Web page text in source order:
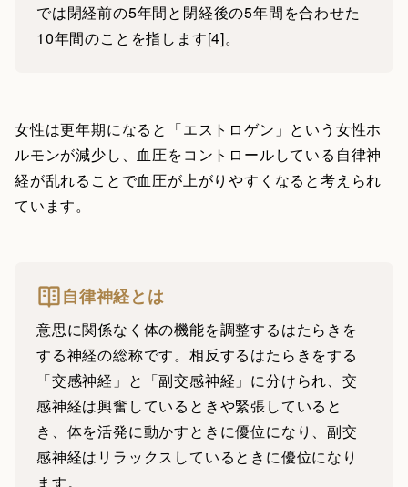
では閉経前の5年間と閉経後の5年間を合わせた
10年間のことを指します[4]。
女性は更年期になると「エストロゲン」という女性ホ
ルモンが減少し、血圧をコントロールしている自律神
経が乱れることで血圧が上がりやすくなると考えられ
ています。
自律神経とは
意思に関係なく体の機能を調整するはたらきを
する神経の総称です。相反するはたらきをする
「交感神経」と「副交感神経」に分けられ、交
感神経は興奮しているときや緊張していると
き、体を活発に動かすときに優位になり、副交
感神経はリラックスしているときに優位になり
ます。